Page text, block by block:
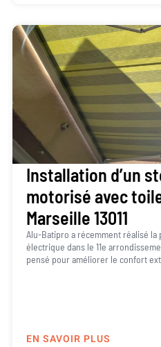
Installation d’un
motorisé avec
Marseille 13011
Alu-Batipro a récemment réalisé la
électrique dans le 11e
pensé pour améliorer le confort
EN SAVOIR PLUS